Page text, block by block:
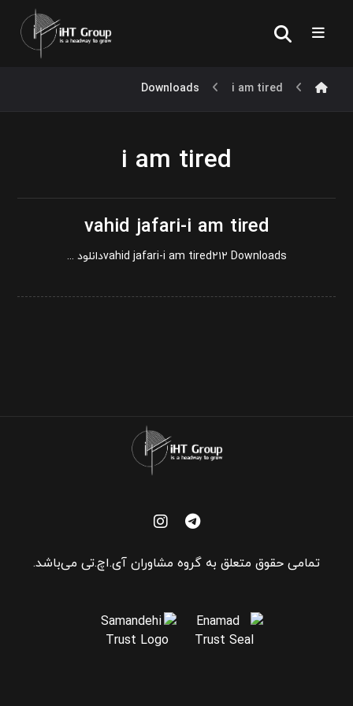
Downloads i am tired
i am tired
vahid jafari-i am tired
vahid jafari-i am tired۲۱۲ Downloadsدانلود ...
تمامی حقوق متعلق به گروه مشاوران آی.اچ.تی می‌باشد.